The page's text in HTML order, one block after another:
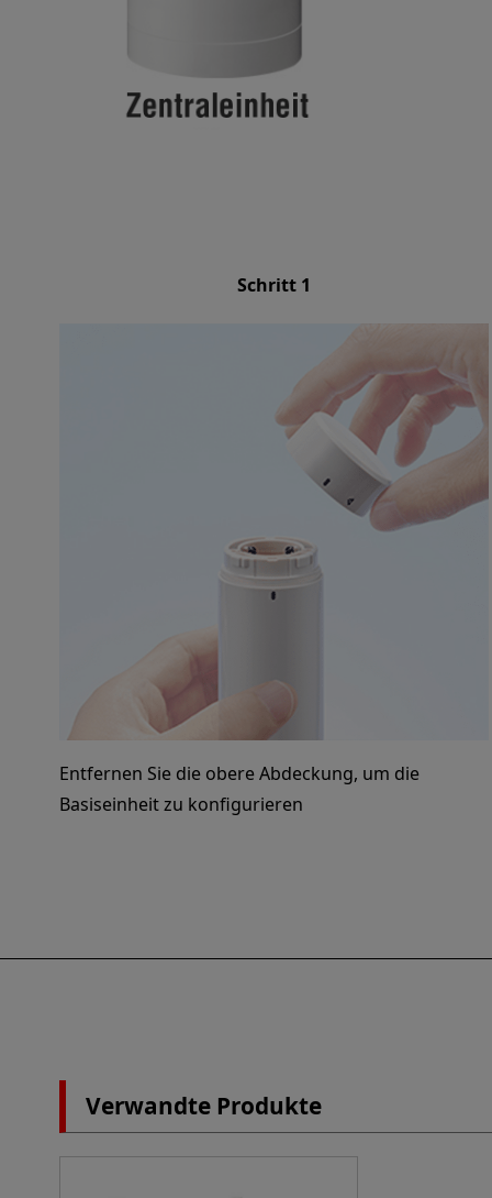
Schritt 1
Entfernen Sie die obere Abdeckung, um die
Basiseinheit zu konfigurieren
Verwandte Produkte